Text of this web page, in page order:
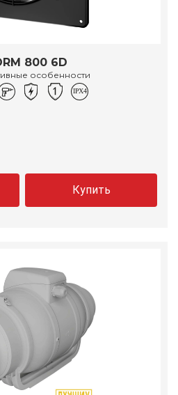
800 6D
особенности
Купить